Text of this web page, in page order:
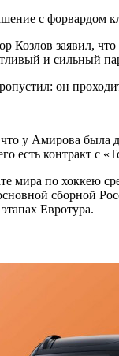
с
заявил,
и сильный
он
у Амирова была
есть контракт с
мира по хоккею
сборной
Евротура.